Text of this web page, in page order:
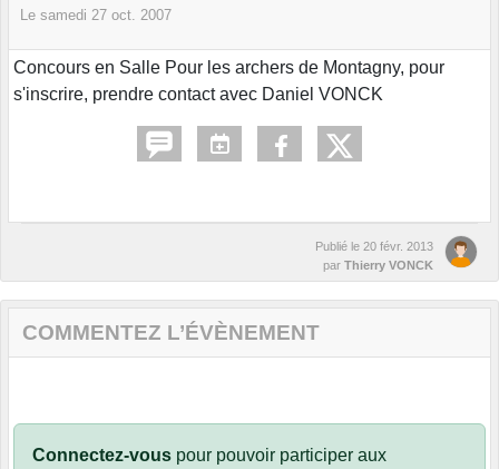
Le samedi 27 oct. 2007
Concours en Salle Pour les archers de Montagny, pour
s'inscrire, prendre contact avec Daniel VONCK
Publié le 20 févr. 2013
par Thierry VONCK
COMMENTEZ L’ÉVÈNEMENT
Connectez-vous pour pouvoir participer aux